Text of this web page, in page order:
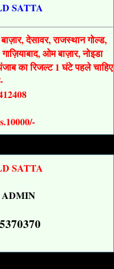
SATTA
देसावर, राजस्थान गोल्ड,
ओम बाज़ार, नोइडा
का रिजल्ट 1 घंटे पहले चाहिए
SATTA
ADMIN